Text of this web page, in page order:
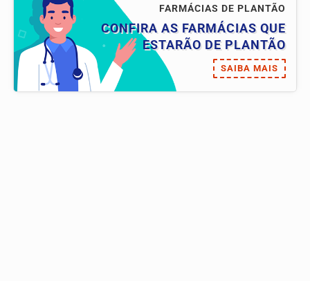
FARMÁCIAS DE PLANTÃO
CONFIRA AS FARMÁCIAS QUE
ESTARÃO DE PLANTÃO
SAIBA MAIS